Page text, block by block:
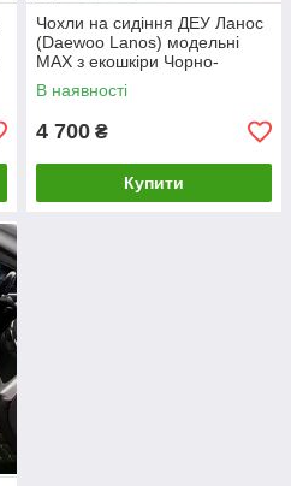
Чохли на сидіння ДЕУ Ланос
(Daewoo Lanos) модельні
MAX з екошкіри Чорно-
зелений
В наявності
4 700 ₴
Купити